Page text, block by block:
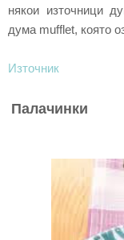
някои източници
дума mufflet, която
Източник
Палачинки